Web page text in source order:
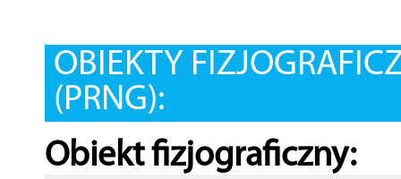
OBIEKTY
(PRNG):
Obiekt fizjograficzny: